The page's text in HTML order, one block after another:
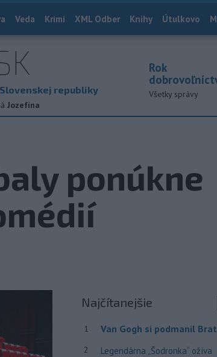
Veda Krimi XML Odber Knihy Útulkovo
republiky
Jozefína
Rok
Všetky správy
ponúkne
Najčítanejšie
1 Van Gogh si podmanil
2 Legendárna „Šodronka“ ožíva